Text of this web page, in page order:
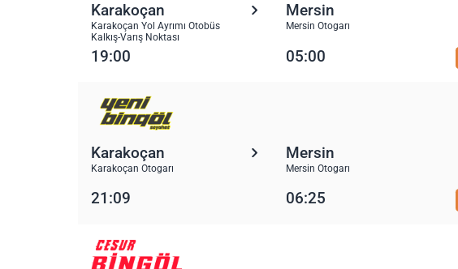
Karakoçan
Karakoçan Yol Ayrımı Otobüs
Kalkış-Varış Noktası
Mersin
Mersin Otogarı
19:00 05:00
Karakoçan
Karakoçan Otogarı
Mersin
Mersin Otogarı
21:09 06:25